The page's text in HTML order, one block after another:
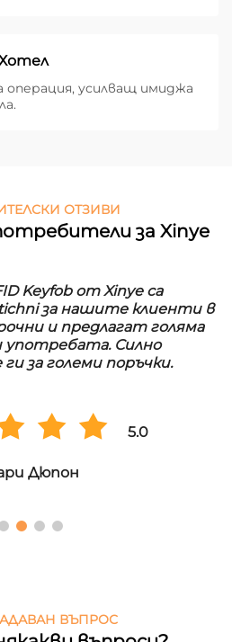
операция, усилващ имиджа
ОТЗИВИ
за Xinye
Keyfob от Xinye са
за нашите клиенти в
и предлагат голяма
употребата. Силно
за големи поръчки.
5.0
Дюпон
ВЪПРОС